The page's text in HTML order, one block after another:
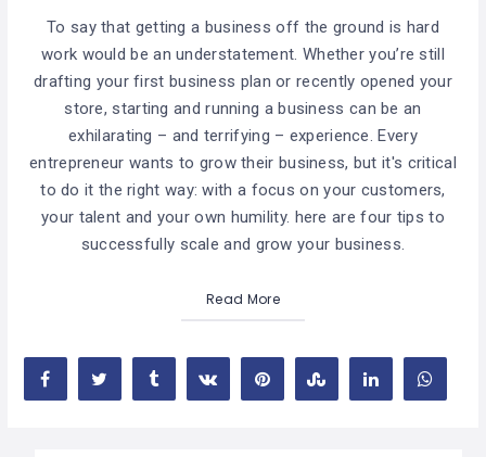
To say that getting a business off the ground is hard
work would be an understatement. Whether you’re still
drafting your first business plan or recently opened your
store, starting and running a business can be an
exhilarating – and terrifying – experience. Every
entrepreneur wants to grow their business, but it's critical
to do it the right way: with a focus on your customers,
your talent and your own humility. here are four tips to
successfully scale and grow your business.
Read More